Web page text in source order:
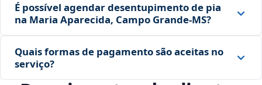
É possível agendar desentupimento de pia
na Maria Aparecida, Campo Grande‑MS?
Quais formas de pagamento são aceitas no
serviço?